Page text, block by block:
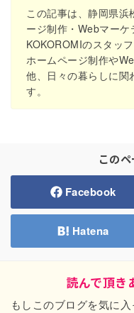
この記事は、静岡県
ージ制作・Webマー
KOKOROMIのスタッ
ホームページ制作や
他、日々の暮らしに関
す。
この
Facebook
Hatena
読んで頂き
もしこのブログを気に